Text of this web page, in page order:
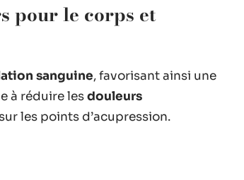
pour le corps et
sanguine, favorisant ainsi une
à réduire lesdouleurs
les points d’acupression.